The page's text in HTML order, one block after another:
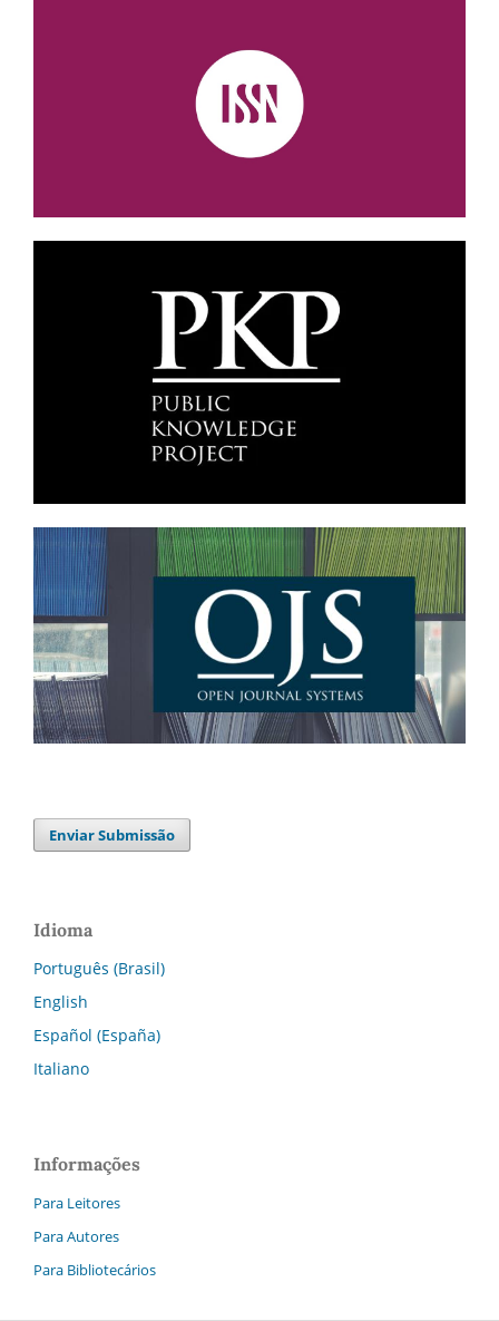
Enviar Submissão
Idioma
Português (Brasil)
English
Español (España)
Italiano
Informações
Para Leitores
Para Autores
Para Bibliotecários